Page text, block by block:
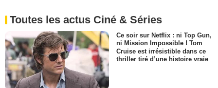
Toutes les actus Ciné & Séries
Ce soir sur Netflix : ni Top Gun,
ni Mission Impossible ! Tom
Cruise est irrésistible dans ce
thriller tiré d’une histoire vraie